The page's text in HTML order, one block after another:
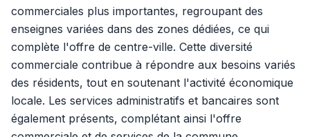
commerciales plus importantes, regroupant des
enseignes variées dans des zones dédiées, ce qui
complète l'offre de centre-ville. Cette diversité
commerciale contribue à répondre aux besoins variés
des résidents, tout en soutenant l'activité économique
locale. Les services administratifs et bancaires sont
également présents, complétant ainsi l'offre